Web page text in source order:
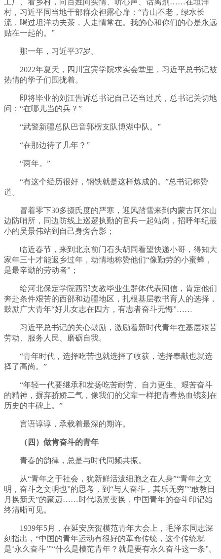
工厂、看乡村，向百姓问实情、听心声、话离别……在坦洋
村，习近平同当地干部群众袒露心扉：“青山不老，绿水长
流，喝过坦洋功夫茶，人走情常在。我的心和你们的心是永远
贴在一起的。”
那一年，习近平37岁。
2022年夏天，四川宜宾学院求实会堂里，习近平总书记被
热情的学子们围拢着。
即将毕业的刘江告诉总书记自己还当过兵，总书记关切地
问：“在哪儿当的兵？”
“武警新疆总队巴音郭楞支队博湖中队。”
“在那边待了几年？”
“两年。”
“有这个经历很好，钢铁就是这样炼成的。”总书记称赞
道。
冒着零下30多摄氏度的严寒，迎风踏雪来到内蒙古阿尔山
边防哨所，同边防线上巡逻执勤的官兵一起站岗，招呼年纪最
小的吴景伟站到自己身旁合影；
临近春节，来到北京前门石头胡同看望快递小哥，得知大
家年三十才能返乡过年，动情地称赞他们“像勤劳的小蜜蜂，
是最辛勤的劳动者”；
给河北保定学院西部支教毕业生群体代表回信，肯定他们
奔赴条件艰苦的西部和边疆地区，扎根基层教书育人的选择，
鼓励广大青年“好儿女志在四方，有志者奋斗无悔”……
习近平总书记的关心鼓励，激励着新时代青年在基层艰苦
劳动、服务人民、磨砺自我。
“青年时代，选择吃苦也就选择了收获，选择奉献也就选
择了高尚。”
“年轻一代要继承和发扬吃苦耐劳、自力更生、艰苦奋斗
的精神，摒弃骄娇二气，像我们的父辈一样把青春热血镌刻在
历史的丰碑上。”
言语谆谆，承载着最深的期许。
（四）做肯奋斗的青年
青春的韵律，总是与时代同频共振。
从“青年之于社会，犹新鲜活泼细胞之在人身”“青年之文
明，奋斗之文明也”的思考，到“与人奋斗，其乐无穷”“敢教日
月换新天”的豪迈……时代场景变换，中国青年的奋斗印记始
终清晰可见。
1939年5月，在延安庆贺模范青年大会上，毛泽东同志深
刻指出，“中国的青年运动有很好的革命传统，这个传统就
是‘永久奋斗’”“什么是模范青年？就是要有永久奋斗这一条”。